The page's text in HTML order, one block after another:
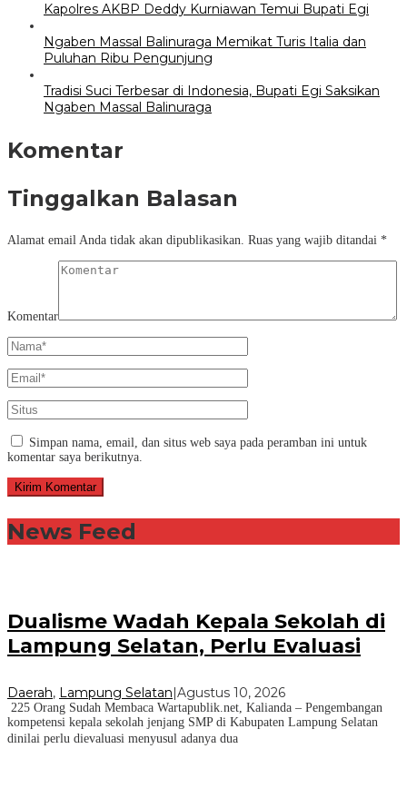
Kapolres AKBP Deddy Kurniawan Temui Bupati Egi
Ngaben Massal Balinuraga Memikat Turis Italia dan
Puluhan Ribu Pengunjung
Tradisi Suci Terbesar di Indonesia, Bupati Egi Saksikan
Ngaben Massal Balinuraga
Komentar
Tinggalkan Balasan
Alamat email Anda tidak akan dipublikasikan. Ruas yang wajib ditandai *
Komentar
Simpan nama, email, dan situs web saya pada peramban ini untuk
komentar saya berikutnya.
News Feed
Dualisme Wadah Kepala Sekolah di
Lampung Selatan, Perlu Evaluasi
Daerah, Lampung Selatan Agustus 10, 2026
225 Orang Sudah Membaca Wartapublik.net, Kalianda – Pengembangan
kompetensi kepala sekolah jenjang SMP di Kabupaten Lampung Selatan
dinilai perlu dievaluasi menyusul adanya dua